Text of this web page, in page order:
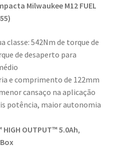
Milwaukee M12 FUEL
classe: 542Nm de torque de
de desaperto para
e comprimento de 122mm
cansaço na aplicação
potência, maior autonomia
OUTPUT™ 5.0Ah,